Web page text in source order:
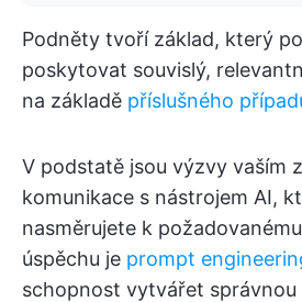
Podněty tvoří základ, který
poskytovat souvislý,
na základě příslušného
V podstatě jsou výzvy vaším
komunikace s nástrojem AI,
nasměrujete k
úspěchu je prompt
schopnost vytvářet správnou